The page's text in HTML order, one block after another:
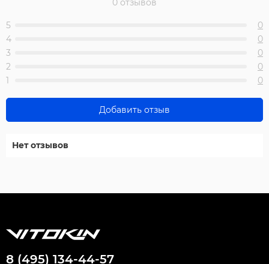
0 отзывов
5
0
4
0
3
0
2
0
1
0
Добавить отзыв
Нет отзывов
8 (495) 134-44-57